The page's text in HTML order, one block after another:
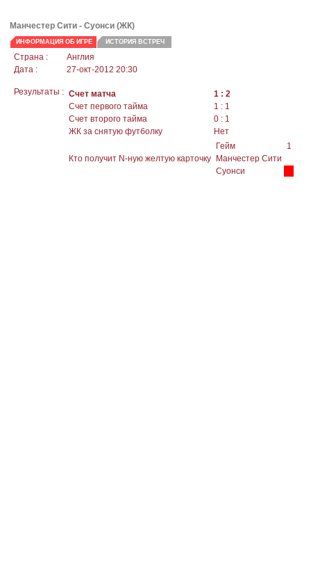
Манчестер Сити - Суонси (ЖК)
ИНФОРМАЦИЯ ОБ ИГРЕ ИСТОРИЯ ВСТРЕЧ
Страна :
Англия
Дата :
27-окт-2012 20:30
Результаты : Счет матча
1 : 2
Счет первого тайма
1 : 1
Счет второго тайма
0 : 1
ЖК за снятую футболку
Нет
Кто получит N-ную желтую карточку
Гейм
1
Манчестер Сити
Суонси